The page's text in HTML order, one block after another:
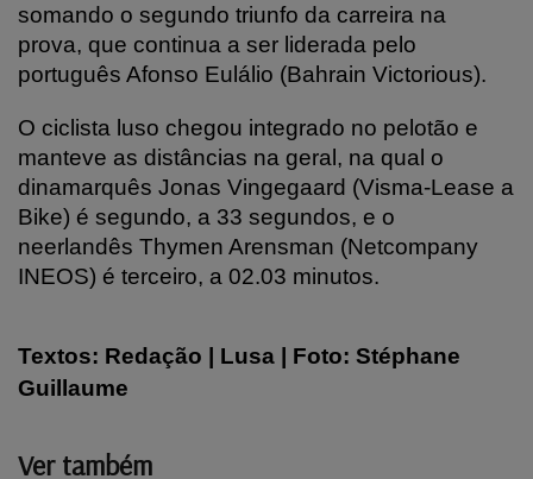
somando o segundo triunfo da carreira na
prova, que continua a ser liderada pelo
português Afonso Eulálio (Bahrain Victorious).
O ciclista luso chegou integrado no pelotão e
manteve as distâncias na geral, na qual o
dinamarquês Jonas Vingegaard (Visma-Lease a
Bike) é segundo, a 33 segundos, e o
neerlandês Thymen Arensman (Netcompany
INEOS) é terceiro, a 02.03 minutos.
Textos: Redação | Lusa | Foto: Stéphane
Guillaume
Ver também